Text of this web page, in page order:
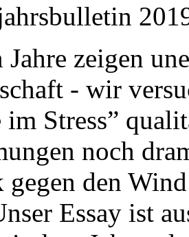
zeigen
- wir
im Stress”
noch
den
Essay ist